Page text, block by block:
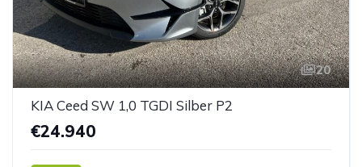
20
KIA Ceed SW 1,0 TGDI Silber P2
€24.940